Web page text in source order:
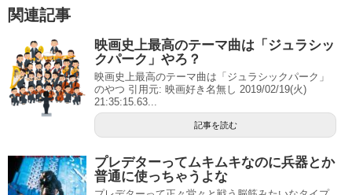
関連記事
映画史上最高のテーマ曲は「ジュラシッ
クパーク」やろ？
映画史上最高のテーマ曲は「ジュラシックパーク」
のやつ 引用元: 映画好き名無し 2019/02/19(火)
21:35:15.63...
記事を読む
プレデターってムキムキなのに兵器とか
普通に使っちゃうよな